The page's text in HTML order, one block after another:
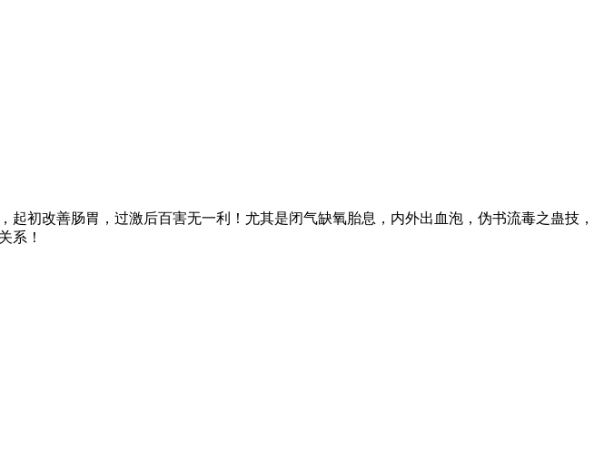
改善肠胃，过激后百害无一利！尤其是闭气缺氧胎息，内外出血泡，伪书流毒之蛊技，
系！